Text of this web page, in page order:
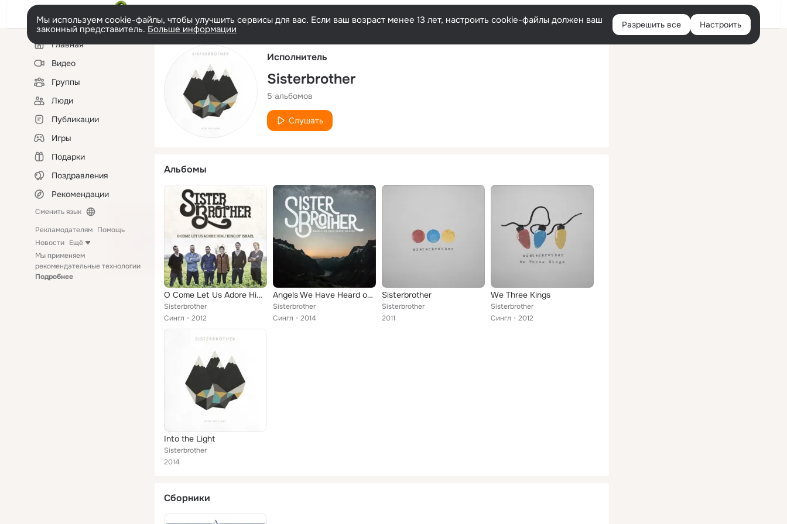
Русский Войти
Мы используем cookie-файлы, чтобы улучшить сервисы для вас. Если ваш возраст менее 13 лет, настроить cookie-файлы должен ваш
законный представитель. Больше информации Разрешить все Настроить
Левая
колонкаГлавная
Видео
Группы
Люди
Публикации
Игры
Подарки
Поздравления
Рекомендации
Сменить язык
Рекламодателям Помощь
Новости Ещё
Мы применяем
рекомендательные технологии
Подробнее
Исполнитель
Sisterbrother
5 альбомов
Слушать
Альбомы
O Come Let Us Adore Him / King of Israel
Sisterbrother
Сингл
2012
Angels We Have Heard on High
Sisterbrother
Сингл
2014
Sisterbrother
Sisterbrother
2011
We Three Kings
Sisterbrother
Сингл
2012
Into the Light
Sisterbrother
2014
Сборники